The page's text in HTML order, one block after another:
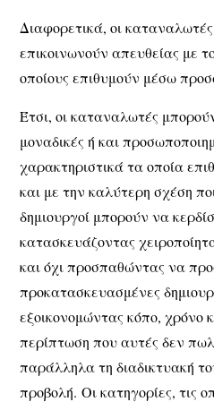
Διαφορετικά, οι
επικοινωνούν απευθείας με
οποίους επιθυμούν μέσω
Έτσι, οι καταναλωτές
μοναδικές ή και
χαρακτηριστικά τα οποία
και με την καλύτερη σχέση
δημιουργοί μπορούν να
κατασκευάζοντας
και όχι προσπαθώντας να
προκατασκευασμένες
εξοικονομώντας κόπο, χρόνο
περίπτωση που αυτές δεν
παράλληλα τη διαδικτυακή
προβολή. Οι κατηγορίες, τις